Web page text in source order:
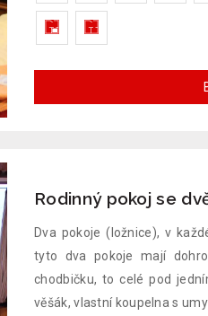
Rodinný pokoj se
Dva pokoje (ložnice), v
tyto dva pokoje mají
chodbičku, to celé pod
věšák, vlastní koupelna s